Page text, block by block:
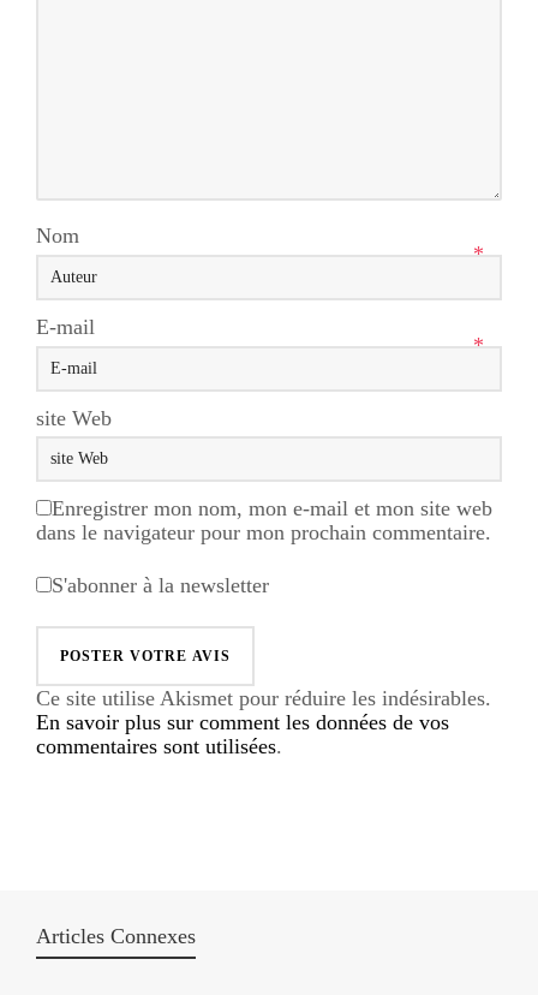
Nom
*
E-mail
*
site Web
Enregistrer mon nom, mon e-mail et mon site web
dans le navigateur pour mon prochain commentaire.
S'abonner à la newsletter
Ce site utilise Akismet pour réduire les indésirables.
En savoir plus sur comment les données de vos
commentaires sont utilisées.
Articles Connexes